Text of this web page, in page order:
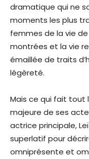
dramatique qui ne
moments les plus
femmes de la vie
montrées et la vie
émaillée de traits
légèreté.
Mais ce qui fait tout
majeure de ses
actrice principale,
superlatif pour
omniprésente et